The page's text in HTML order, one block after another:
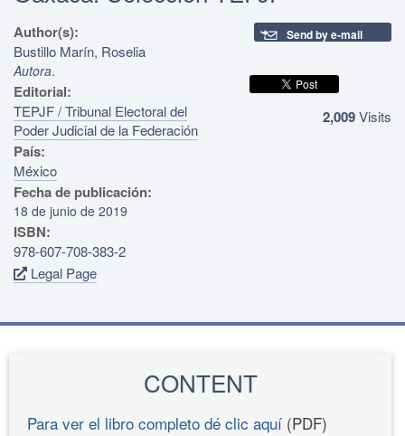
Author(s):
Bustillo Marín, Roselia
Autora.
Editorial:
TEPJF / Tribunal Electoral del
Poder Judicial de la Federación
País:
México
Fecha de publicación:
18 de junio de 2019
ISBN:
978-607-708-383-2
Legal Page
Send by e-mail
2,009Visits
CONTENT
Para ver el libro completo dé clic aquí (PDF)